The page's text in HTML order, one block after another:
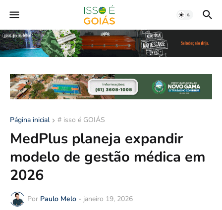
Página inicial # isso é GOIÁS
MedPlus planeja expandir
modelo de gestão médica em
2026
Por Paulo Melo - janeiro 19, 2026